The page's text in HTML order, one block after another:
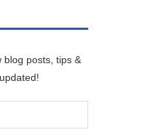
blog posts, tips &